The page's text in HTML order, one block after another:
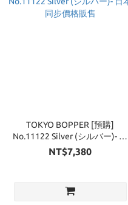
TOKYO BOPPER [預購]
No.11122 Silver (シルバー)- 日
本同步價格販售
NT$7,380